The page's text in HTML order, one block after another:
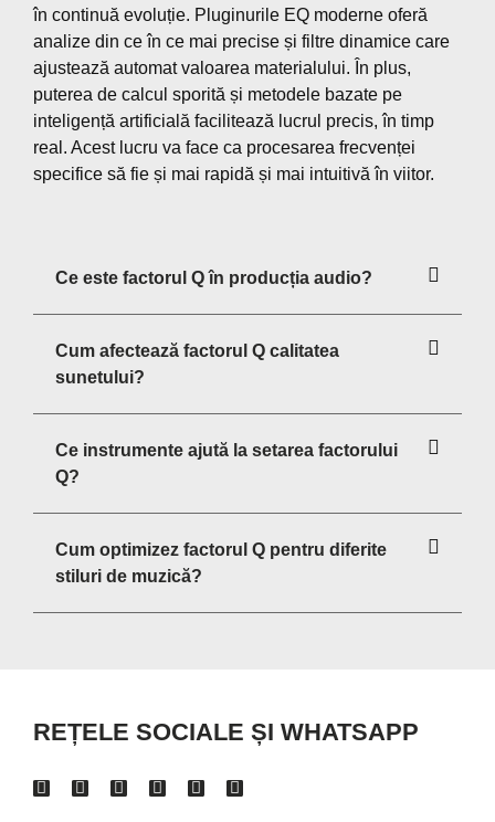
în continuă evoluție. Pluginurile EQ moderne oferă
analize din ce în ce mai precise și filtre dinamice care
ajustează automat valoarea materialului. În plus,
puterea de calcul sporită și metodele bazate pe
inteligență artificială facilitează lucrul precis, în timp
real. Acest lucru va face ca procesarea frecvenței
specifice să fie și mai rapidă și mai intuitivă în viitor.
Ce este factorul Q în producția audio?
Cum afectează factorul Q calitatea
sunetului?
Ce instrumente ajută la setarea factorului
Q?
Cum optimizez factorul Q pentru diferite
stiluri de muzică?
REȚELE SOCIALE ȘI WHATSAPP